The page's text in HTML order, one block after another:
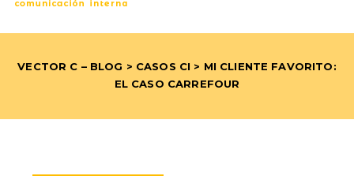
VECTOR C – BLOG > CASOS CI > MI CLIENTE FAVORITO:
EL CASO CARREFOUR